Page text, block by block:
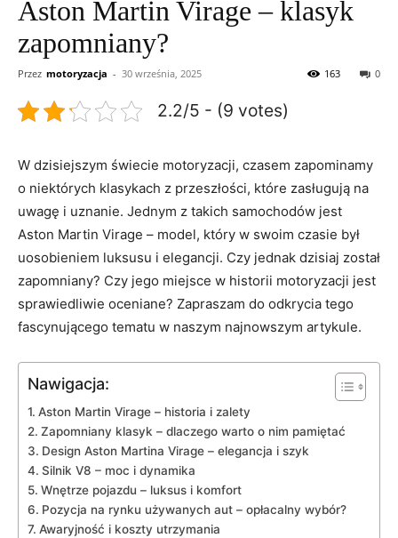
Aston Martin Virage – klasyk
zapomniany?
Przez motoryzacja - 30 września, 2025 0
163
2.2/5 - (9 votes)
W dzisiejszym świecie motoryzacji,⁢ czasem‌ zapominamy
o niektórych​ klasykach z ​przeszłości, które zasługują na ​
uwagę i uznanie.‌ Jednym z takich samochodów jest
‍Aston Martin Virage – model, ‍który w swoim czasie był ​
uosobieniem‍ luksusu i ​elegancji. Czy jednak dzisiaj został
⁢zapomniany?⁤ Czy ​jego miejsce ⁤w⁢ historii ‍motoryzacji⁣ jest
sprawiedliwie oceniane?⁣ Zapraszam do odkrycia tego
fascynującego tematu w naszym⁤ najnowszym artykule.
Nawigacja:
Aston Martin Virage – historia i zalety
Zapomniany‍ klasyk – dlaczego warto ⁢o ⁢nim​ pamiętać
Design ⁣Aston Martina Virage – elegancja ⁢i szyk
Silnik V8 – moc i ⁣dynamika
Wnętrze‍ pojazdu – ‍luksus i komfort
Pozycja na rynku⁢ używanych aut⁢ – opłacalny ⁢wybór?
Awaryjność i koszty utrzymania